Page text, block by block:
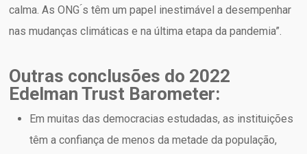
calma. As ONG ́s têm um papel inestimável a desempenhar
nas mudanças climáticas e na última etapa da pandemia”.
Outras conclusões do 2022
Edelman Trust Barometer:
Em muitas das democracias estudadas, as instituições
têm a confiança de menos da metade da população,